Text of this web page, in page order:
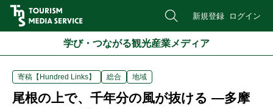
新規登録 ログイン
学び・つながる観光産業メディア
寄稿【Hundred Links】 総合 地域
尾根の上で、千年分の風が抜ける —多摩